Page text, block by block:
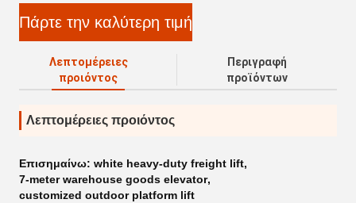
Πάρτε την καλύτερη τιμή
Λεπτομέρειες
προιόντος
Περιγραφή
προϊόντων
Λεπτομέρειες προιόντος
Επισημαίνω: white heavy-duty freight lift,
7-meter warehouse goods elevator,
customized outdoor platform lift